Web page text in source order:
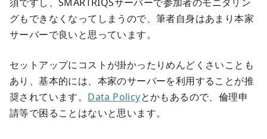
グもできなくなってしまうので、筆者自身はあまり本家
サーバーで良いと思っています。
セットアップにコストが掛かったりめんどくさいことも
あり、基本的には、本家のサーバーを利用することが推
奨されています。 Data Policyとかもあるので、倫理申
請等で困ることはないと思います。